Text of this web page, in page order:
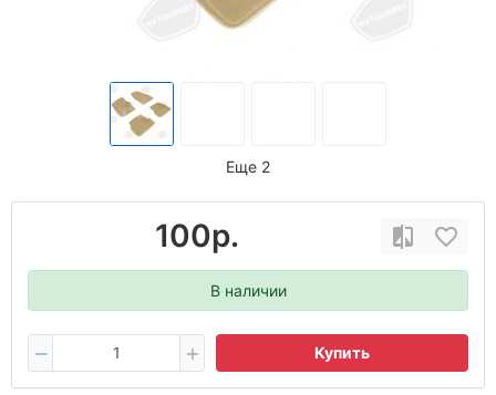
Еще 2
100р.
В наличии
Купить